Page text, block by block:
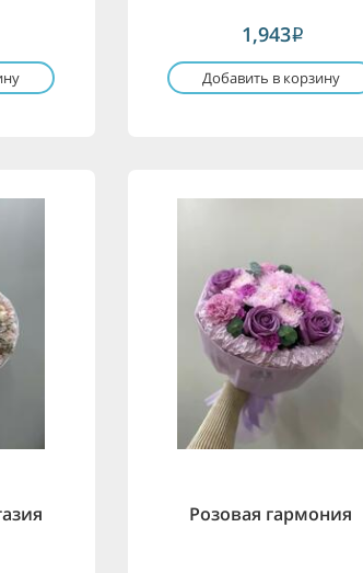
1,943i
Добавить в корзину
Розовая гармония